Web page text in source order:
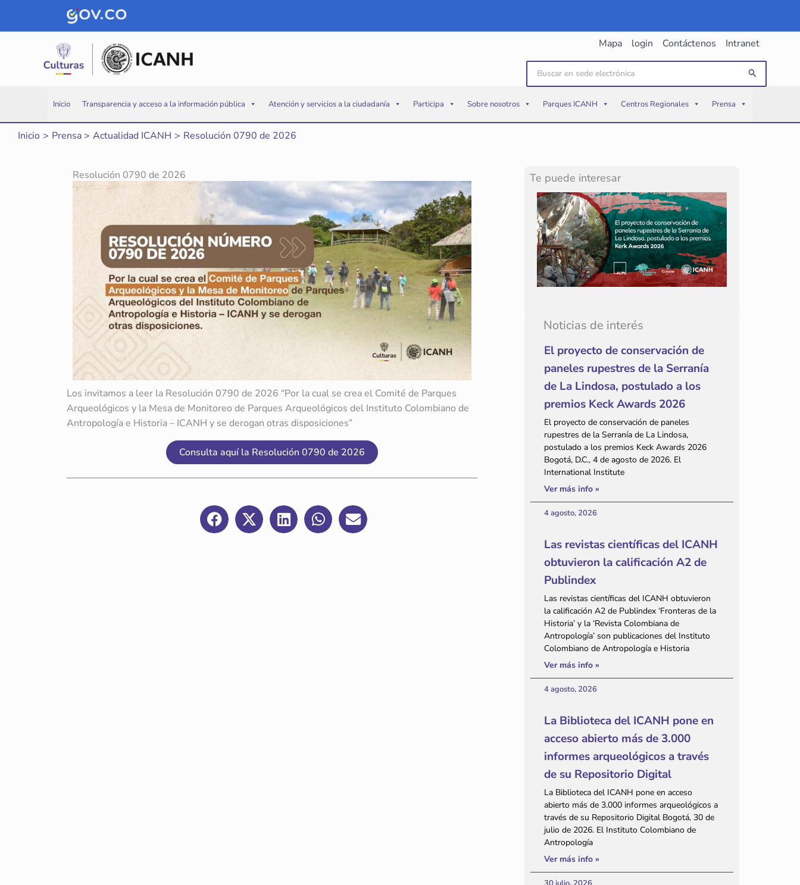
Mapa login Contáctenos Intranet
por:
Buscar
Inicio Transparencia y acceso a la información pública Atención y servicios a la ciudadanía Participa Sobre nosotros Parques ICANH Centros Regionales Prensa
Inicio Prensa Actualidad ICANH Resolución 0790 de 2026
Resolución 0790 de 2026
Los invitamos a leer la Resolución 0790 de 2026 “Por la cual se crea el Comité de Parques
Arqueológicos y la Mesa de Monitoreo de Parques Arqueológicos del Instituto Colombiano de
Antropología e Historia – ICANH y se derogan otras disposiciones”
Consulta aquí la Resolución 0790 de 2026
Noticias de interés
El proyecto de conservación de
paneles rupestres de la Serranía
de La Lindosa, postulado a los
premios Keck Awards 2026
El proyecto de conservación de paneles
rupestres de la Serranía de La Lindosa,
postulado a los premios Keck Awards 2026
Bogotá, D.C., 4 de agosto de 2026. El
International Institute
Ver más info »
4 agosto, 2026
Las revistas científicas del ICANH
obtuvieron la calificación A2 de
Publindex
Las revistas científicas del ICANH obtuvieron
la calificación A2 de Publindex ‘Fronteras de la
Historia’ y la ‘Revista Colombiana de
Antropología’ son publicaciones del Instituto
Colombiano de Antropología e Historia
Ver más info »
4 agosto, 2026
La Biblioteca del ICANH pone en
acceso abierto más de 3.000
informes arqueológicos a través
de su Repositorio Digital
La Biblioteca del ICANH pone en acceso
abierto más de 3.000 informes arqueológicos a
través de su Repositorio Digital Bogotá, 30 de
julio de 2026. El Instituto Colombiano de
Antropología
Ver más info »
Te puede interesar